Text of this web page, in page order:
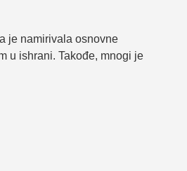
je namirivala osnovne
u ishrani. Takođe, mnogi je